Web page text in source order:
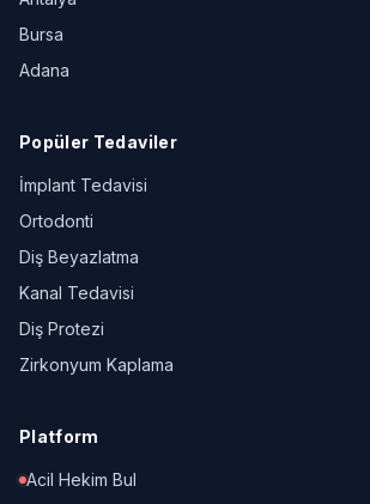
Bursa
Adana
Popüler Tedaviler
İmplant Tedavisi
Ortodonti
Diş Beyazlatma
Kanal Tedavisi
Diş Protezi
Zirkonyum Kaplama
Platform
Acil Hekim Bul